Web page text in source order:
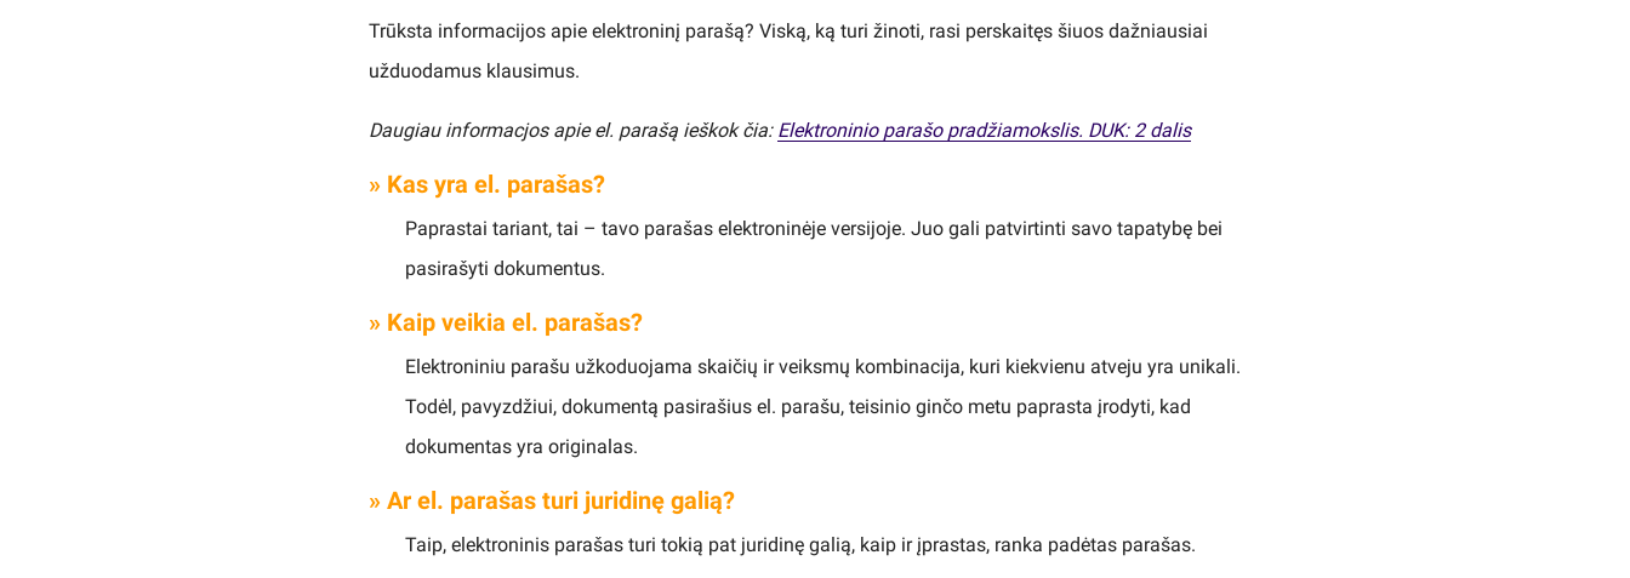
Trūksta informacijos apie elektroninį parašą? Viską, ką turi žinoti, rasi perskaitęs šiuos dažniausiai
užduodamus klausimus.
Daugiau informacjos apie el. parašą ieškok čia: Elektroninio parašo pradžiamokslis. DUK: 2 dalis
» Kas yra el. parašas?
Paprastai tariant, tai – tavo parašas elektroninėje versijoje. Juo gali patvirtinti savo tapatybę bei
pasirašyti dokumentus.
» Kaip veikia el. parašas?
Elektroniniu parašu užkoduojama skaičių ir veiksmų kombinacija, kuri kiekvienu atveju yra unikali.
Todėl, pavyzdžiui, dokumentą pasirašius el. parašu, teisinio ginčo metu paprasta įrodyti, kad
dokumentas yra originalas.
» Ar el. parašas turi juridinę galią?
Taip, elektroninis parašas turi tokią pat juridinę galią, kaip ir įprastas, ranka padėtas parašas.